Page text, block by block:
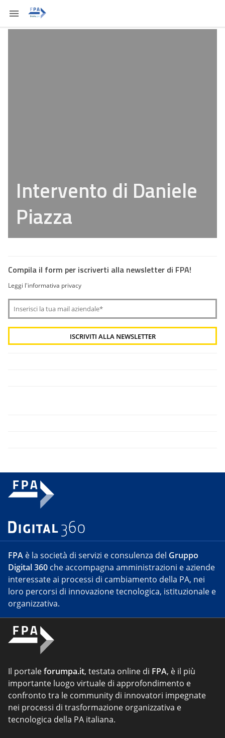
Intervento di Daniele
Piazza
Compila il form per iscriverti alla newsletter di FPA!
Leggi l'informativa privacy
FPA è la società di servizi e consulenza del Gruppo
Digital 360 che accompagna amministrazioni e aziende
interessate ai processi di cambiamento della PA, nei
loro percorsi di innovazione tecnologica, istituzionale e
organizzativa.
Il portaleforumpa.it, testata online di FPA, è il più
importante luogo virtuale di approfondimento e
confronto tra le community di innovatori impegnate
nei processi di trasformazione organizzativa e
tecnologica della PA italiana.